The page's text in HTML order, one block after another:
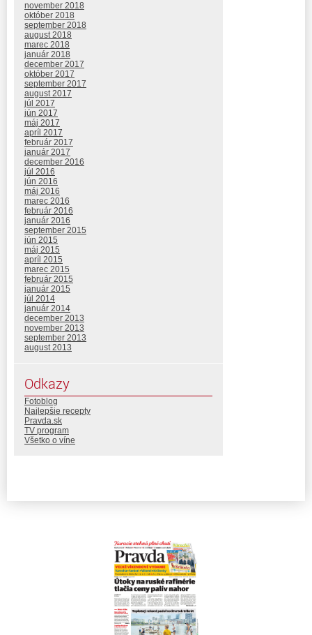
november 2018
október 2018
september 2018
august 2018
marec 2018
január 2018
december 2017
október 2017
september 2017
august 2017
júl 2017
jún 2017
máj 2017
apríl 2017
február 2017
január 2017
december 2016
júl 2016
jún 2016
máj 2016
marec 2016
február 2016
január 2016
september 2015
jún 2015
máj 2015
apríl 2015
marec 2015
február 2015
január 2015
júl 2014
január 2014
december 2013
november 2013
september 2013
august 2013
Odkazy
Fotoblog
Najlepšie recepty
Pravda.sk
TV program
Všetko o víne